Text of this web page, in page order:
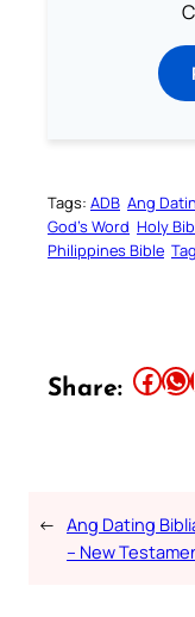
Tags: ADB Ang
God’s Word Holy
Philippines Bible
Share: Share this article on Facebook Share this article on WhatsApp Share
← Ang Dating
– New